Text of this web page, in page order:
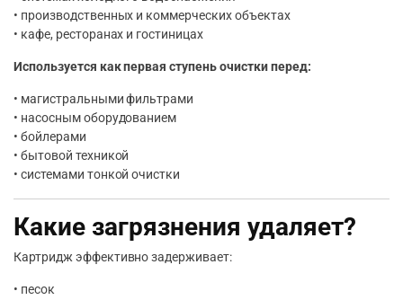
• производственных и коммерческих объектах
• кафе, ресторанах и гостиницах
Используется как первая ступень очистки перед:
• магистральными фильтрами
• насосным оборудованием
• бойлерами
• бытовой техникой
• системами тонкой очистки
Какие загрязнения удаляет?
Картридж эффективно задерживает:
• песок